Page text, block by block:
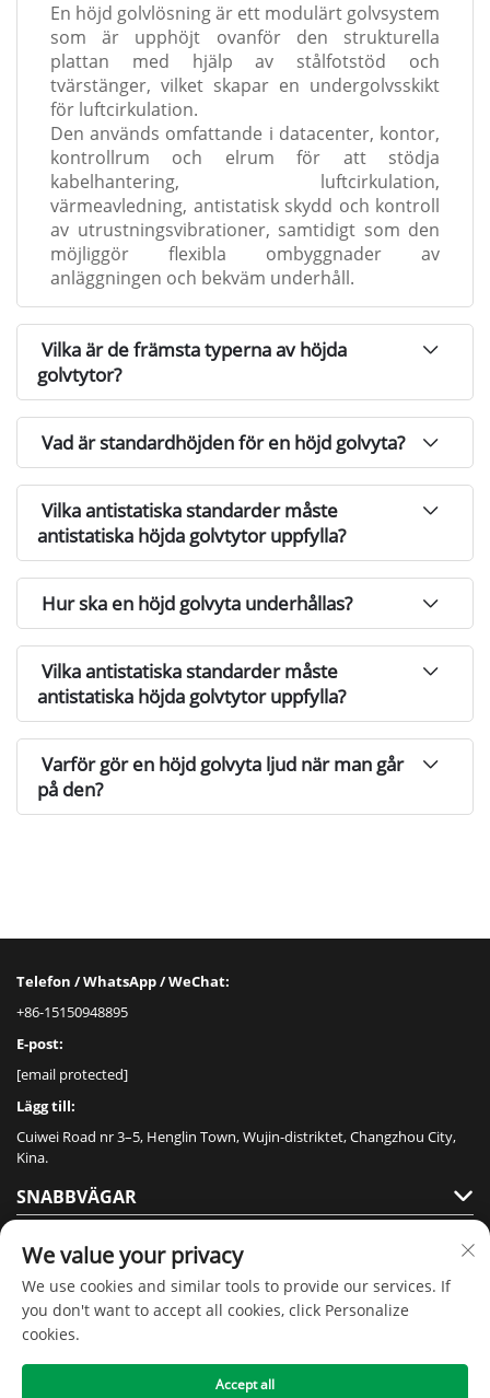
En höjd golvlösning är ett modulärt golvsystem
som är upphöjt ovanför den strukturella
plattan med hjälp av stålfotstöd och
tvärstänger, vilket skapar en undergolvsskikt
för luftcirkulation.
Den används omfattande i datacenter, kontor,
kontrollrum och elrum för att stödja
kabelhantering, luftcirkulation,
värmeavledning, antistatisk skydd och kontroll
av utrustningsvibrationer, samtidigt som den
möjliggör flexibla ombyggnader av
anläggningen och bekväm underhåll.
Vilka är de främsta typerna av höjda
golvtytor?
Vad är standardhöjden för en höjd golvyta?
Vilka antistatiska standarder måste
antistatiska höjda golvtytor uppfylla?
Hur ska en höjd golvyta underhållas?
Vilka antistatiska standarder måste
antistatiska höjda golvtytor uppfylla?
Varför gör en höjd golvyta ljud när man går
på den?
Telefon / WhatsApp / WeChat:
+86-15150948895
E-post:
[email protected]
Lägg till:
Cuiwei Road nr 3–5, Henglin Town, Wujin-distriktet, Changzhou City,
Kina.
SNABBVÄGAR
PRODUKTER
Upphovsrätt © 2020 av Jiangsu Senmai Floor Technology Co., Ltd -
We value your privacy
We use cookies and similar tools to provide our services. If
you don't want to accept all cookies, click Personalize
cookies.
Accept all